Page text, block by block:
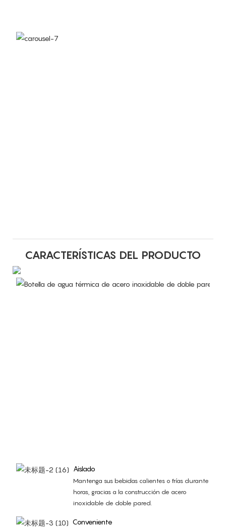
CARACTERÍSTICAS DEL PRODUCTO
Aislado
Mantenga sus bebidas calientes o frías durante
horas, gracias a la construcción de acero
inoxidable de doble pared.
Conveniente